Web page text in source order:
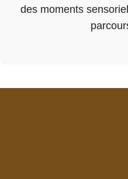
des moments